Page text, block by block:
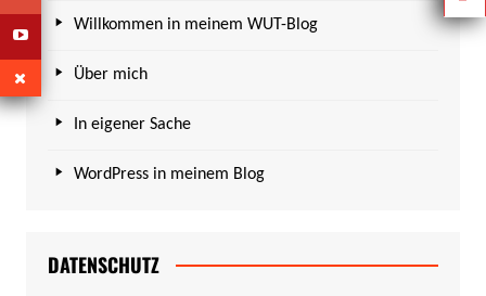
Willkommen in meinem WUT-Blog
Über mich
In eigener Sache
WordPress in meinem Blog
DATENSCHUTZ